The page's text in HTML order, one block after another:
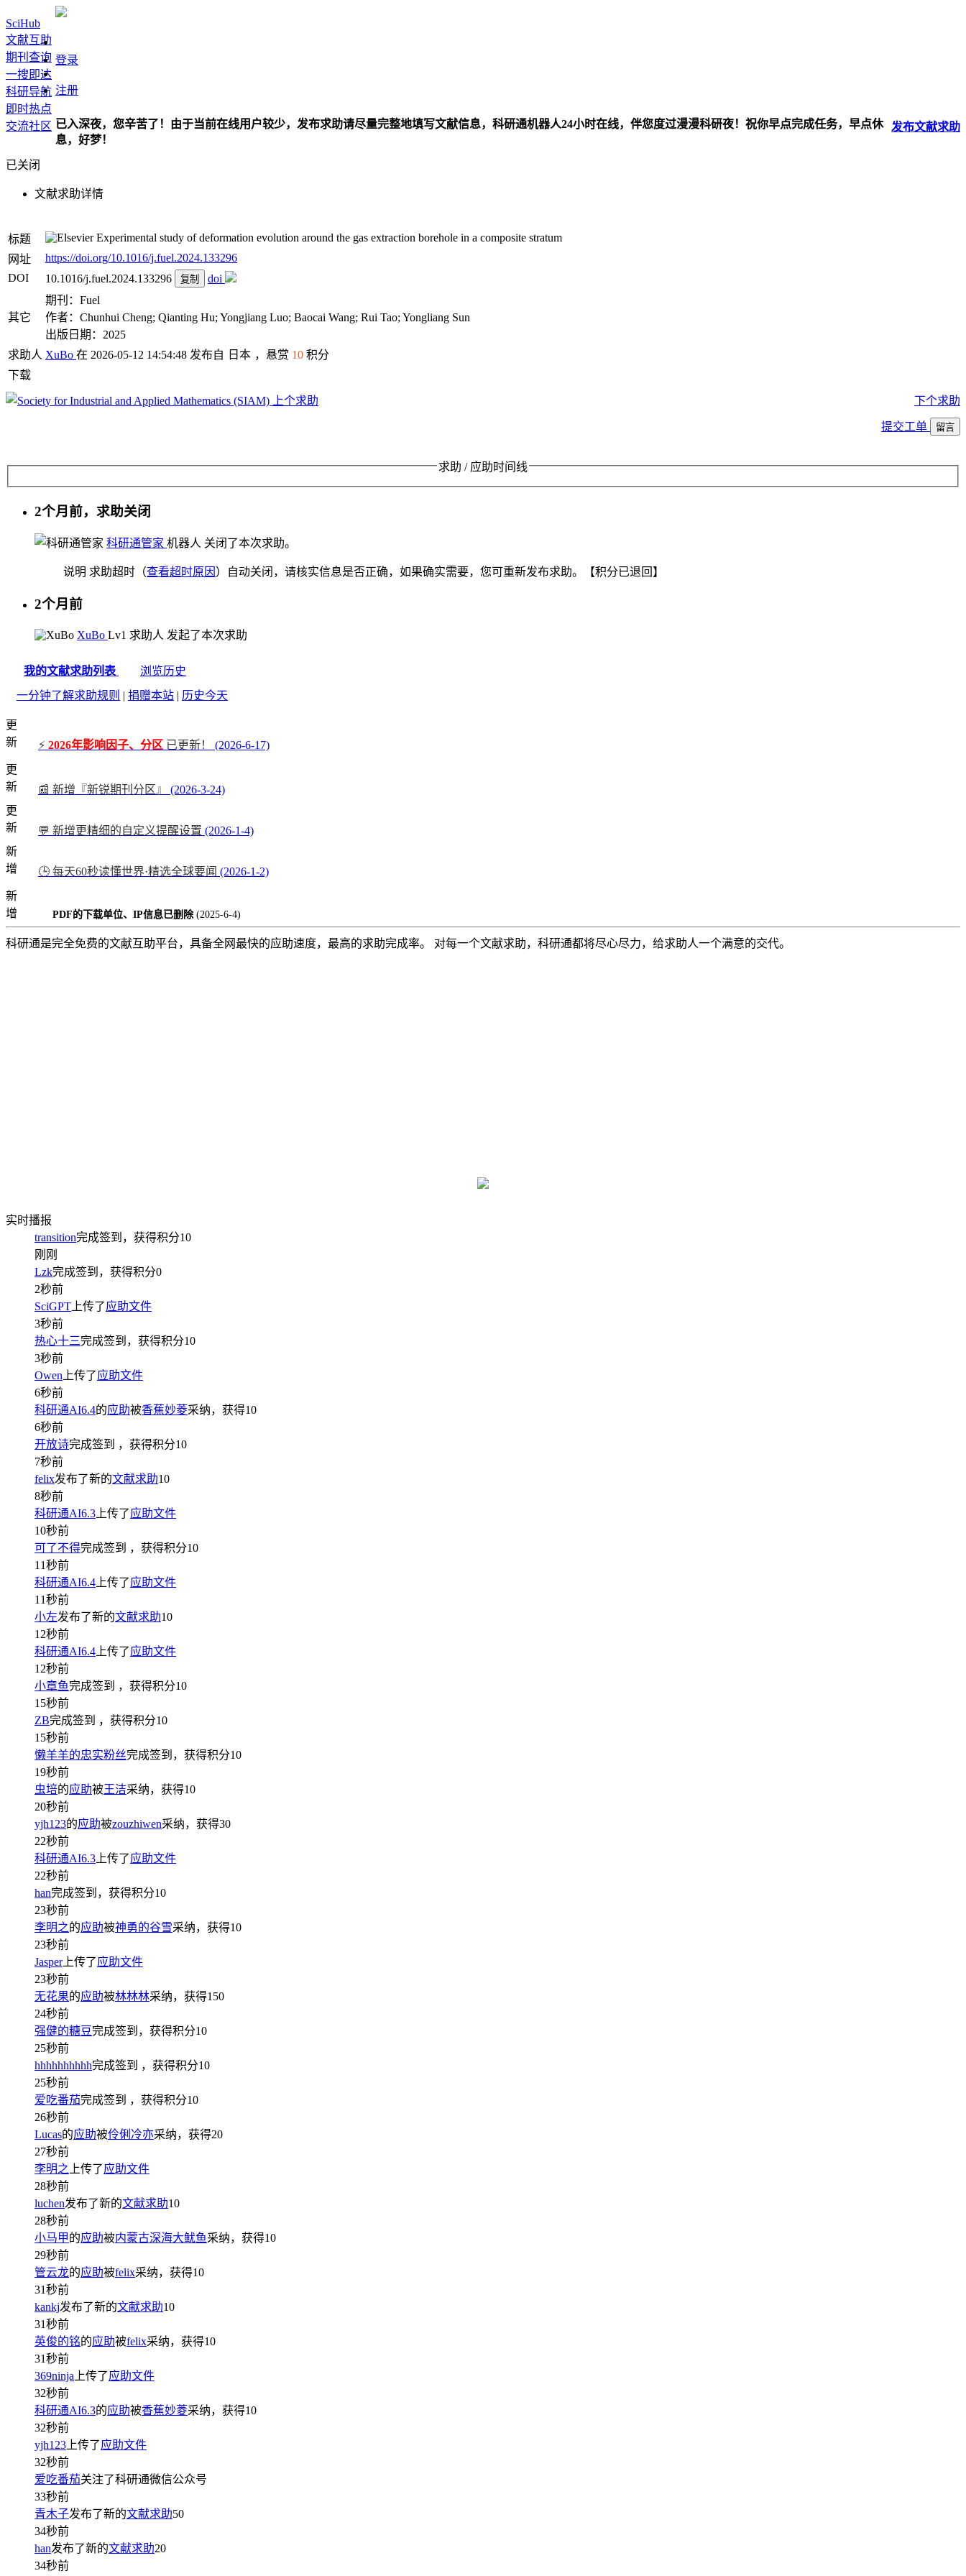
SciHub
文献互助
期刊查询
一搜即达
科研导航
即时热点
交流社区
登录
注册
发布文献求助
已入深夜，您辛苦了！由于当前在线用户较少，发布求助请尽量完整地填写文献信息，科研通机器人24小时在线，伴您度过漫漫科研夜！祝你早点完成任务，早点休
息，好梦！
已关闭
文献求助详情
标题
Experimental study of deformation evolution around the gas extraction borehole in a composite stratum
网址
https://doi.org/10.1016/j.fuel.2024.133296
DOI
10.1016/j.fuel.2024.133296 复制 doi
其它
期刊：Fuel
作者：Chunhui Cheng; Qianting Hu; Yongjiang Luo; Baocai Wang; Rui Tao; Yongliang Sun
出版日期：2025
求助人 XuBo 在 2026-05-12 14:54:48 发布自 日本 ，悬赏 10 积分
下载
上个求助 下个求助
提交工单 留言
求助 / 应助时间线
2个月前，求助关闭
科研通管家 机器人 关闭了本次求助。
说明 求助超时（查看超时原因 ）自动关闭，请核实信息是否正确，如果确实需要，您可重新发布求助。【积分已退回】
2个月前
XuBo Lv1 求助人 发起了本次求助
我的文献求助列表
浏览历史
一分钟了解求助规则
捐赠本站 历史今天
更
新
⚡ 2026年影响因子、分区 已更新！
(2026-6-17)
更
新
📰 新增『新锐期刊分区』
(2026-3-24)
更
新
💬 新增更精细的自定义提醒设置 (2026-1-4)
新
增
🕒 每天60秒读懂世界·精选全球要闻 (2026-1-2)
新
增
PDF的下载单位、IP信息已删除 (2025-6-4)
科研通是完全免费的文献互助平台，具备全网最快的应助速度，最高的求助完成率。 对每一个文献求助，科研通都将尽心尽力，给求助人一个满意的交代。
实时播报
transition完成签到，获得积分10
刚刚
Lzk完成签到，获得积分0
2秒前
SciGPT上传了 应助文件
3秒前
热心十三完成签到，获得积分10
3秒前
Owen上传了 应助文件
6秒前
科研通AI6.4的应助被香蕉妙菱采纳，获得10
6秒前
开放诗完成签到 ，获得积分10
7秒前
felix发布了新的文献求助10
8秒前
科研通AI6.3上传了 应助文件
10秒前
可了不得完成签到 ，获得积分10
11秒前
科研通AI6.4上传了 应助文件
11秒前
小左发布了新的文献求助10
12秒前
科研通AI6.4上传了 应助文件
12秒前
小章鱼完成签到 ，获得积分10
15秒前
ZB完成签到 ，获得积分10
15秒前
懒羊羊的忠实粉丝完成签到，获得积分10
19秒前
虫培的应助被王洁采纳，获得10
20秒前
yjh123的应助被zouzhiwen采纳，获得30
22秒前
科研通AI6.3上传了 应助文件
22秒前
han完成签到，获得积分10
23秒前
李明之的应助被神勇的谷雪采纳，获得10
23秒前
Jasper上传了 应助文件
23秒前
无花果的应助被林林林采纳，获得150
24秒前
强健的糖豆完成签到，获得积分10
25秒前
hhhhhhhhhh完成签到 ，获得积分10
25秒前
爱吃番茄完成签到 ，获得积分10
26秒前
Lucas的应助被伶俐冷亦采纳，获得20
27秒前
李明之上传了 应助文件
28秒前
luchen发布了新的文献求助10
28秒前
小马甲 的应助被内蒙古深海大鱿鱼采纳，获得10
29秒前
管云龙的应助被felix采纳，获得10
31秒前
kankj发布了新的文献求助10
31秒前
英俊的铭的应助被felix采纳，获得10
31秒前
369ninja上传了 应助文件
32秒前
科研通AI6.3的应助被香蕉妙菱采纳，获得10
32秒前
yjh123上传了 应助文件
32秒前
爱吃番茄关注了科研通微信公众号
33秒前
青木子发布了新的文献求助50
34秒前
han发布了新的文献求助20
34秒前